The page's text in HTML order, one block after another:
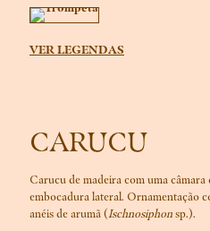
VER LEGENDAS
CARUCU
Carucu de madeira com uma
embocadura lateral. Ornamentação
anéis de arumã (Ischnosiphonsp.).